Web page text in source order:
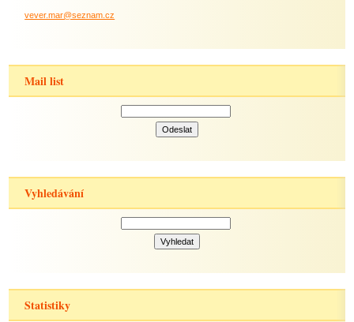
vever.mar@seznam.cz
Mail list
Vyhledávání
Statistiky